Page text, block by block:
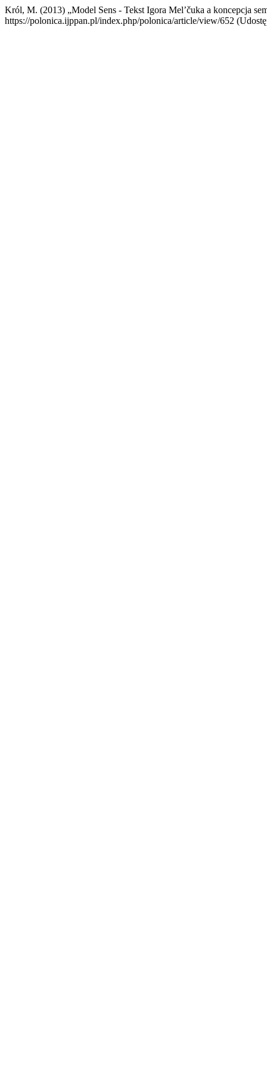
Król, M. (2013) „Model Sens - Tekst Igora Mel’čuka a koncepcja
https://polonica.ijppan.pl/index.php/polonica/article/view/652